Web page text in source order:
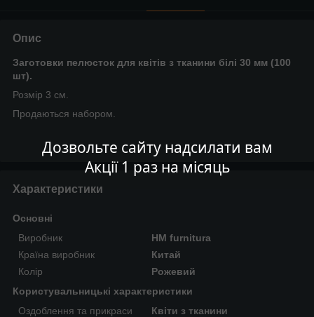
Дозвольте сайту надсилати вам
Акції 1 раз на місяць
Опис
Заготовки пелюсток для квітів з тканини білі 30 мм (100
шт).
Розмір 3 см.
Продаються набором.
Характеристики
Основні
Виробник
HM furnitura
Країна виробник
Китай
Колір
Рожевий
Користувальницькі характеристики
Оздоблення та прикраси
Квіти з тканини